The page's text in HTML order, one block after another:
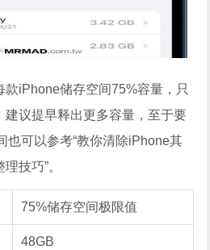
iPhone储存空间75%容量，只
建议提早释出更多容量，至于要
也可以参考“教你清除iPhone其
技巧”。
75%储存空间极限值
48GB